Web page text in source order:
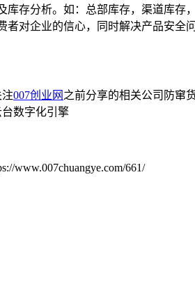
存分析。如：总部库存，渠道库存
对企业的信心，同时解决产品安全
007创业网 之前分享的相关公司防窜
数字化引擎
www.007chuangye.com/661/